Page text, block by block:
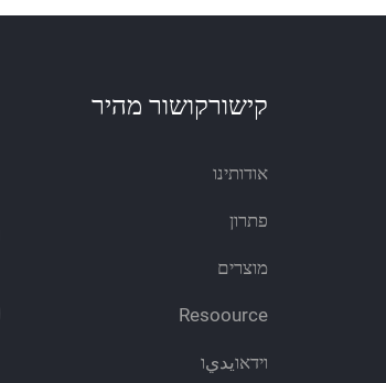
קישורקושור מהיר
אודותינו
פתרון
מוצרים
Resoource
וידאוيديו